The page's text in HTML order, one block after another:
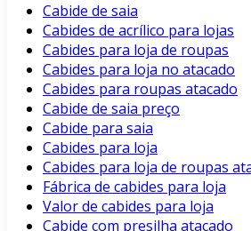
Cabide de saia
Cabides de acrílico para lojas
Cabides para loja de roupas
Cabides para loja no atacado
Cabides para roupas atacado
Cabide de saia preço
Cabide para saia
Cabides para loja
Cabides para loja de roupas
Fábrica de cabides para loja
Valor de cabides para loja
Cabide com presilha atacado